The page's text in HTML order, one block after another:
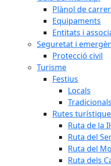
Plànol de
Equipaments
Entitats i
Seguretat i
Protecció civil
Turisme
Festius
Locals
Tradicionals
Rutes
Ruta de la
Ruta del
Ruta del
Ruta dels